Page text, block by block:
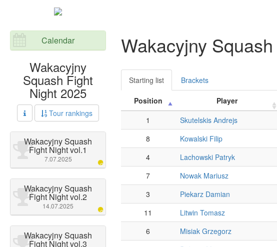
Calendar
Wakacyjny
Squash Fight
Night 2025
Tour rankings
Wakacyjny Squash
Fight Night vol.1
7.07.2025
Wakacyjny Squash
Fight Night vol.2
14.07.2025
Wakacyjny Squash
Fight Night vol.3
Wakacyjny
Starting list Brackets
Position Player
1
Skutelskis Andrejs
8
Kowalski Filip
4
Lachowski Patryk
7
Nowak Mariusz
3
Piekarz Damian
11
Litwin Tomasz
6
Misiak Grzegorz